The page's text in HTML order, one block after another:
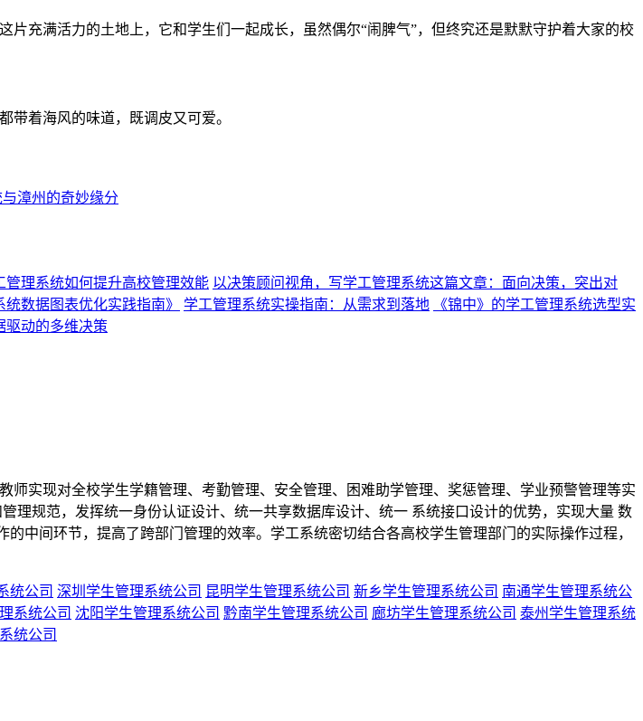
充满活力的土地上，它和学生们一起成长，虽然偶尔“闹脾气”，但终究还是默默守护着大家的校
着海风的味道，既调皮又可爱。
漳州的奇妙缘分
管理系统如何提升高校管理效能 以决策顾问视角，写学工管理系统这篇文章：面向决策，突出对
统数据图表优化实践指南》 学工管理系统实操指南：从需求到落地
《锦中》的学工管理系统选型实
驱动的多维决策
实现对全校学生学籍管理、考勤管理、安全管理、困难助学管理、奖惩管理、学业预警管理等实
理规范，发挥统一身份认证设计、统一共享数据库设计、统一 系统接口设计的优势，实现大量 数
中间环节，提高了跨部门管理的效率。学工系统密切结合各高校学生管理部门的实际操作过程，
统公司 深圳学生管理系统公司 昆明学生管理系统公司 新乡学生管理系统公司 南通学生管理系统公
系统公司 沈阳学生管理系统公司 黔南学生管理系统公司 廊坊学生管理系统公司 泰州学生管理系统
统公司